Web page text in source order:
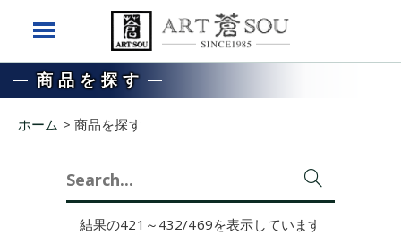
商品を探す
ホーム > 商品を探す
Search
結果の421～432/469を表示しています